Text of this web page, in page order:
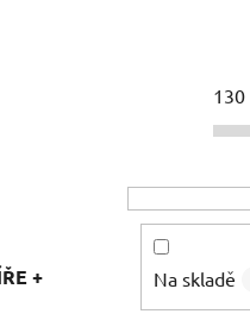
+
130
Na skladě